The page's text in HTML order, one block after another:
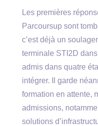
Les premières
Parcoursup sont
c’est déjà un
terminale STI2D
admis dans quatre
intégrer. Il garde
formation en attente,
admissions,
solutions